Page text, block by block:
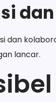
dan
lancar.